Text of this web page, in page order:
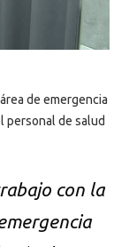
de emergencia
personal de salud
con la